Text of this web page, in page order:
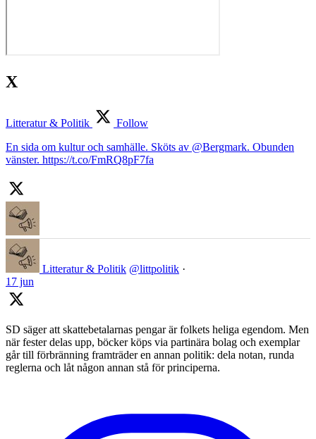
X
Litteratur & Politik
Follow
En sida om kultur och samhälle. Sköts av @Bergmark. Obunden
vänster. https://t.co/FmRQ8pF7fa
Litteratur & Politik @littpolitik ·
17 jun
SD säger att skattebetalarnas pengar är folkets heliga egendom. Men
när fester delas upp, böcker köps via partinära bolag och exemplar
går till förbränning framträder en annan politik: dela notan, runda
reglerna och låt någon annan stå för principerna.